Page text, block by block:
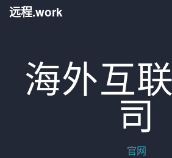
远程.work
海外互
司
官网